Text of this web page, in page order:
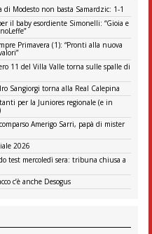
di Modesto non basta Samardzic: 1-1
il baby esordiente Simonelli: “Gioia e
Primavera (1): “Pronti alla nuova
11 del Villa Valle torna sulle spalle di
Sangiorgi torna alla Real Calepina
per la Juniores regionale (e in
Amerigo Sarri, papà di mister
2026
test mercoledì sera: tribuna chiusa a
c’è anche Desogus